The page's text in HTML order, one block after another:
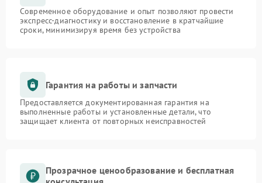
Современное оборудование и опыт позволяют провести
экспресс-диагностику и восстановление в кратчайшие
сроки, минимизируя время без устройства
Гарантия на работы и запчасти
Предоставляется документированная гарантия на
выполненные работы и установленные детали, что
защищает клиента от повторных неисправностей
Прозрачное ценообразование и бесплатная